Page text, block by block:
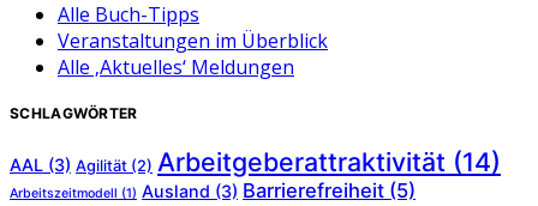
Alle Buch-Tipps
Veranstaltungen im Überblick
Alle ‚Aktuelles‘ Meldungen
SCHLAGWÖRTER
AAL (3) Agilität (2) Arbeitgeberattraktivität (14)
Arbeitszeitmodell (1) Ausland (3) Barrierefreiheit (5)